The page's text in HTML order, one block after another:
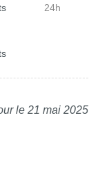
24h
le 21 mai 2025